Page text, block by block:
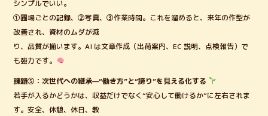
シンプルでいい。
①圃場ごとの記録、②写真、③作業時間。これを溜めると、来年の作型が
改善され、資材のムダが減
り、品質が揃います。AI は文章作成（出荷案内、EC 説明、点検報告）で
も強力です。
課題⑤：次世代への継承—“働き方”と“誇り”を見える化する
若手が入るかどうかは、収益だけでなく“安心して働けるか”に左右されま
す。安全、休憩、休日、教